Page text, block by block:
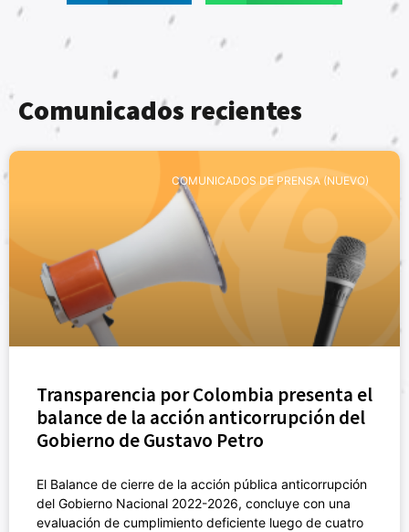
Comunicados recientes
COMUNICADOS DE PRENSA (NUEVO)
Transparencia por Colombia presenta el
balance de la acción anticorrupción del
Gobierno de Gustavo Petro
El Balance de cierre de la acción pública anticorrupción
del Gobierno Nacional 2022-2026, concluye con una
evaluación de cumplimiento deficiente luego de cuatro